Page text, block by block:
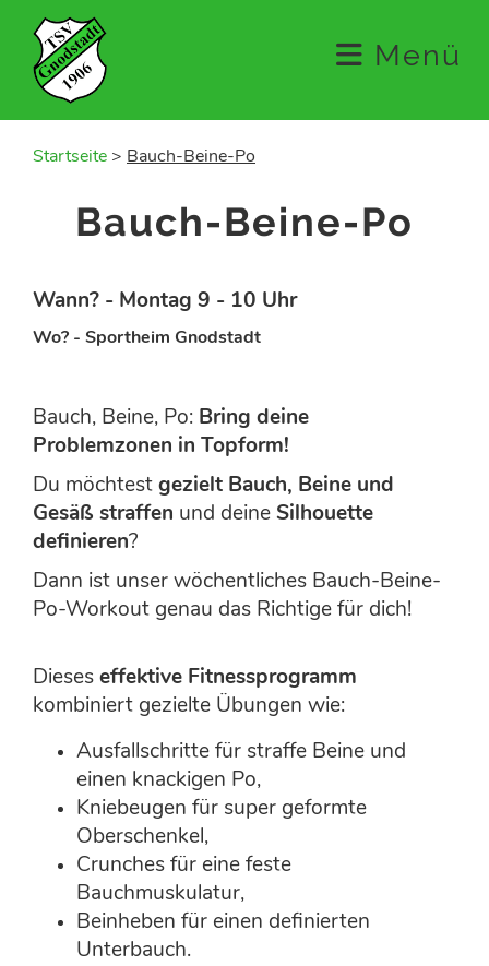
Menü
Startseite > Bauch-Beine-Po
Bauch-Beine-Po
Wann? - Montag 9 - 10 Uhr
Wo? - Sportheim Gnodstadt
Bauch, Beine, Po: Bring deine
Problemzonen in Topform!
Du möchtestgezielt Bauch, Beine und
Gesäß straffen und deineSilhouette
definieren?
Dann ist unser wöchentliches Bauch-Beine-
Po-Workout genau das Richtige für dich!
Dieseseffektive Fitnessprogramm
kombiniert gezielte Übungen wie:
Ausfallschritte für straffe Beine und
einen knackigen Po,
Kniebeugen für super geformte
Oberschenkel,
Crunches für eine feste
Bauchmuskulatur,
Beinheben für einen definierten
Unterbauch.